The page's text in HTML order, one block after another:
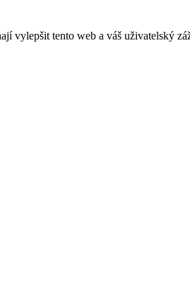
vylepšit tento web a váš uživatelský